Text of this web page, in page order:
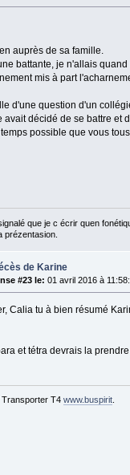
auprès de sa famille.
battante, je n'allais
mis à part
d'une question d'un
avait décidé de se battre et
possible que vous
que je c écrir quen
prézentasion.
de Karine
#23 le: 01 avril 2016 à
Calia tu à bien résumé
et tétra devrais la
Transporter T4 www.buspirit.